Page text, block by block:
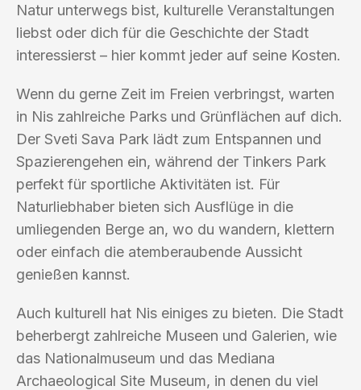
Natur unterwegs bist, kulturelle Veranstaltungen
liebst oder dich für die Geschichte der Stadt
interessierst – hier kommt jeder auf seine Kosten.
Wenn du gerne Zeit im Freien verbringst, warten
in Nis zahlreiche Parks und Grünflächen auf dich.
Der Sveti Sava Park lädt zum Entspannen und
Spazierengehen ein, während der Tinkers Park
perfekt für sportliche Aktivitäten ist. Für
Naturliebhaber bieten sich Ausflüge in die
umliegenden Berge an, wo du wandern, klettern
oder einfach die atemberaubende Aussicht
genießen kannst.
Auch kulturell hat Nis einiges zu bieten. Die Stadt
beherbergt zahlreiche Museen und Galerien, wie
das Nationalmuseum und das Mediana
Archaeological Site Museum, in denen du viel